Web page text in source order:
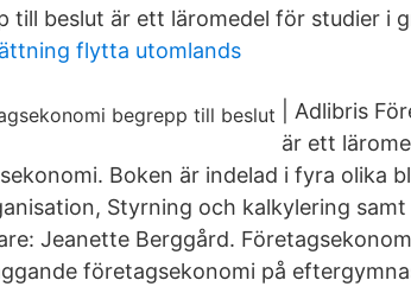
till beslut är ett läromedel för studier i
flytta utomlands
| Adlibris
är ett
Boken är indelad i fyra olika
Styrning och kalkylering
Jeanette Berggård.
företagsekonomi på